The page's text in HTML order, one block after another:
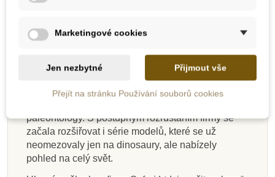
Safari Ltd. – popis firmy
ekologických hraček. Na jejím počátku v roce 1982
zvířat. V roce 1986 firma podepsala licenční
smlouvu s Carnegie Museum of Natural
History. Tato licence umožnila vyrábět autentické
paleontology. S postupným rozrůstáním firmy se
začala rozšiřovat i série modelů, které se už
neomezovaly jen na dinosaury, ale nabízely
pohled na celý svět.
Marketingové cookies
Jen nezbytné Přijmout vše
Přejít na stránku Používání souborů cookies